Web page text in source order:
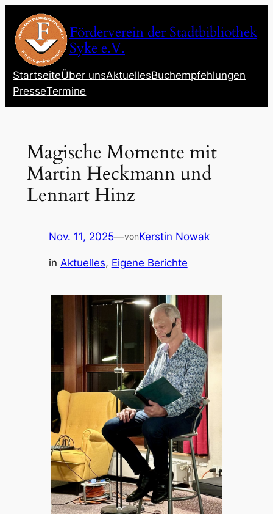
Inhalt
springen
Förderverein der Stadtbibliothek
Syke e.V.
StartseiteÜber unsAktuellesBuchempfehlungen
PresseTermine
Magische Momente mit
Martin Heckmann und
Lennart Hinz
Nov. 11, 2025—vonKerstin Nowak
in Aktuelles, Eigene Berichte